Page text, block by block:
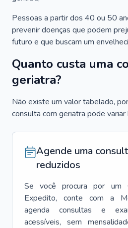
Pessoas a partir dos 40 ou 50
prevenir doenças que podem
futuro e que buscam um
Quanto custa uma
geriatra?
Não existe um valor tabelado,
consulta com geriatra pode
Agende uma
reduzidos
Se você procura por um
Expedito, conte com a
agenda consultas e
acessíveis, sem